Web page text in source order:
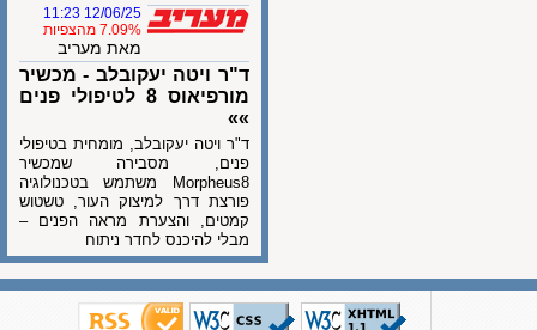
12/06/25 11:23
7.09% מהצפיות
מאת מעריב
ד"ר ויטה יעקובלב - מכשיר
מורפיאוס 8 לטיפולי פנים
ד"ר ויטה יעקובלב, מומחית בטיפולי
פנים, מסבירה שמכשיר
Morpheus8 משתמש בטכנולוגיה
פורצת דרך למיצוק העור, טשטוש
קמטים, והצערת מראה הפנים –
מבלי להיכנס לחדר ניתוח